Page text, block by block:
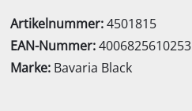
Artikelnummer:4501815
EAN-Nummer:4006825610253
Marke: Bavaria Black